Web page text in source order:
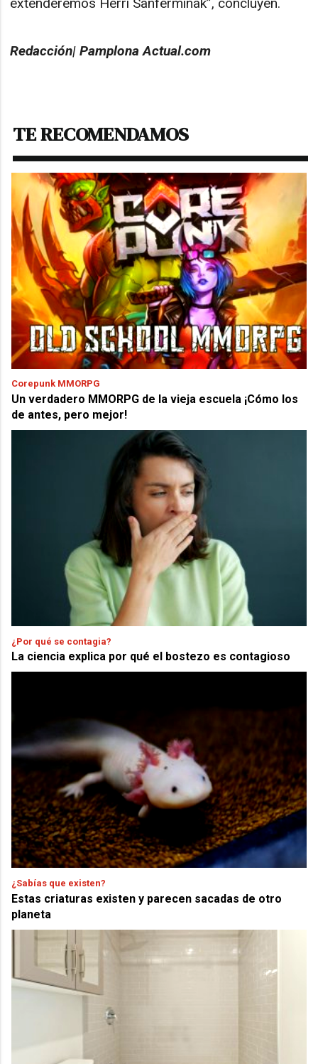
extenderemos Herri Sanferminak”, concluyen.
Redacción| Pamplona Actual.com
TE RECOMENDAMOS
Corepunk MMORPG
Un verdadero MMORPG de la vieja escuela ¡Cómo los
de antes, pero mejor!
¿Por qué se contagia?
La ciencia explica por qué el bostezo es contagioso
¿Sabías que existen?
Estas criaturas existen y parecen sacadas de otro
planeta